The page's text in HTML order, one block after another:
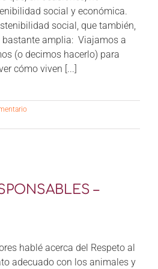
social y económica.
social, que también,
amplia: Viajamos a
(o decimos hacerlo) para
cómo viven [...]
–
hablé acerca del Respeto al
adecuado con los animales y